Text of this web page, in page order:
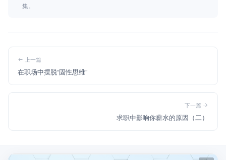
集。
上一篇
在职场中摆脱“固性思维”
下一篇
求职中影响你薪水的原因（二）